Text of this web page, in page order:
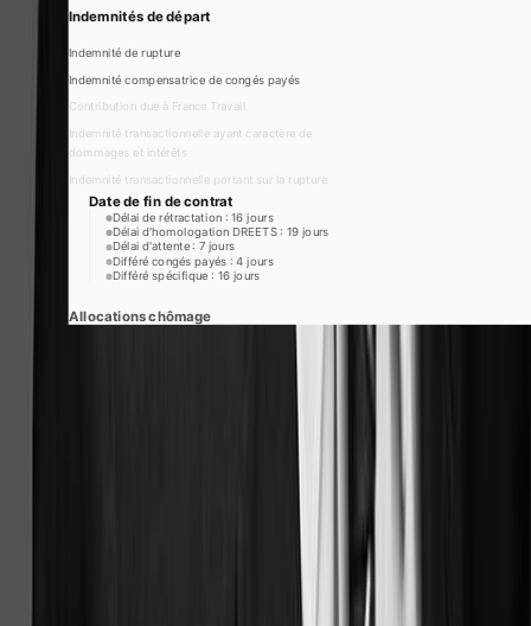
Indemnités de départ
Indemnité de rupture
Indemnité compensatrice de congés payés
Contribution due à France Travail
Indemnité transactionnelle ayant caractère de
dommages et intérêts
Indemnité transactionnelle portant sur la rupture
Date de fin de contrat
Délai de rétractation : 16 jours
Délai d'homologation DREETS : 19 jours
Délai d'attente : 7 jours
Différé congés payés : 4 jours
Différé spécifique : 16 jours
Allocations chômage
Questions complexes. Réponses
Demander une démonstration
Ce qui rend nos workflows uniques sur le